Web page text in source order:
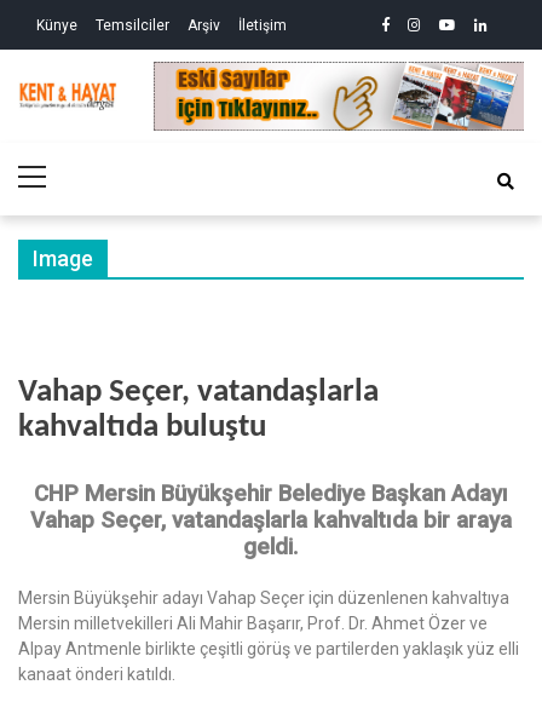
Künye Temsilciler Arşiv İletişim facebook
instagram
youtubelinkedin
ve
Kent&Hayat
Yönetim ve Genel Aktüalite Dergisi
Menu
Image
Vahap Seçer, vatandaşlarla
kahvaltıda buluştu
CHP Mersin Büyükşehir Belediye Başkan Adayı
Vahap Seçer, vatandaşlarla kahvaltıda bir araya
geldi.
Mersin Büyükşehir adayı Vahap Seçer için düzenlenen kahvaltıya
Mersin milletvekilleri Ali Mahir Başarır, Prof. Dr. Ahmet Özer ve
Alpay Antmenle birlikte çeşitli görüş ve partilerden yaklaşık yüz elli
kanaat önderi katıldı.